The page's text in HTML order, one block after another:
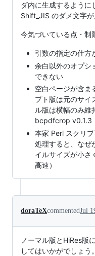
ダ内に生成するように
Shift_JIS のダメ文字
今気づいている点・制
引数の指定の仕方
余白以外のオプシ
できない
空白ページが含ま
プト版は元のサイ
ル版は横幅のみ
bcpdfcrop v0.1.3
本家 Perl スクリ
処理すると、なぜ
イルサイズが小さ
高速）
doraTeXcommentedJul
ノーマル版とHiRes版
してはいかがでしょう。